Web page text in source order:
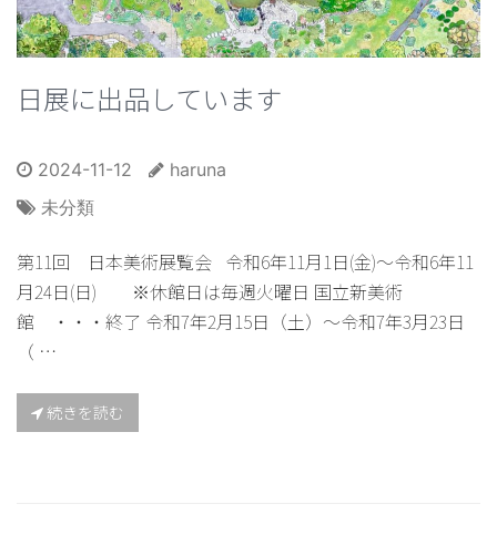
日展に出品しています
2024-11-12
haruna
未分類
第11回 日本美術展覧会 令和6年11月1日(金)～令和6年11
月24日(日) ※休館日は毎週火曜日 国立新美術
館 ・・・終了 令和7年2月15日（土）～令和7年3月23日
（ …
続きを読む